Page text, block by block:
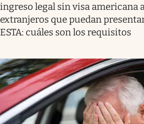
ingreso legal sin visa americana
extranjeros que puedan
ESTA: cuáles son los requisitos